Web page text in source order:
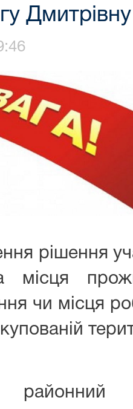
Дмитрівну
рішення
місця
чи місця